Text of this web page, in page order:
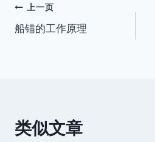
文
章
上一页
船锚的工作原理
类似文章